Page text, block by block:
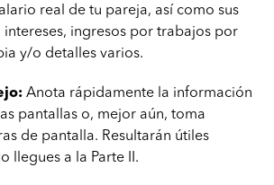
real de tu pareja, así como sus
intereses, ingresos por trabajos por
y/o detalles varios.
Anota rápidamente la información
pantallas o, mejor aún, toma
de pantalla. Resultarán útiles
llegues a la Parte II.